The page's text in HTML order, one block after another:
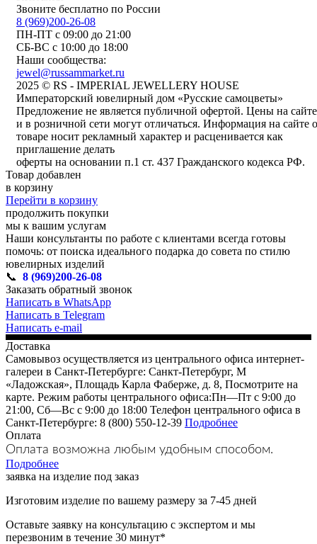
Звоните бесплатно по России
8 (969)200-26-08
ПН-ПТ с 09:00 до 21:00
СБ-ВС с 10:00 до 18:00
Наши сообщества:
jewel@russammarket.ru
2025 © RS - IMPERIAL JEWELLERY HOUSE
Императорский ювелирный дом «Русские самоцветы»
Предложение не является публичной офертой. Цены на сайте
и в розничной сети могут отличаться. Информация на сайте о
товаре носит рекламный характер и расценивается как
приглашение делать
оферты на основании п.1 ст. 437 Гражданского кодекса РФ.
Товар добавлен
в корзину
Перейти в корзину
продолжить покупки
мы к вашим услугам
Наши консультанты по работе с клиентами всегда готовы
помочь: от поиска идеального подарка до совета по стилю
ювелирных изделий
📞 8 (969)200-26-08
Заказать обратный звонок
Написать в WhatsApp
Написать в Telegram
Написать e-mail
Доставка
Самовывоз осуществляется из центрального офиса интернет-
галереи в Санкт-Петербурге: Санкт-Петербург, М
«Ладожская», Площадь Карла Фаберже, д. 8, Посмотрите на
карте. Режим работы центрального офиса:Пн—Пт с 9:00 до
21:00, Сб—Вс с 9:00 до 18:00 Телефон центрального офиса в
Санкт-Петербурге: 8 (800) 550-12-39 Подробнее
Оплата
Оплата возможна любым удобным способом.
Подробнее
заявка на изделие под заказ
Изготовим изделие по вашему размеру за 7-45 дней
Оставьте заявку на консультацию с экспертом и мы
перезвоним в течение 30 минут*